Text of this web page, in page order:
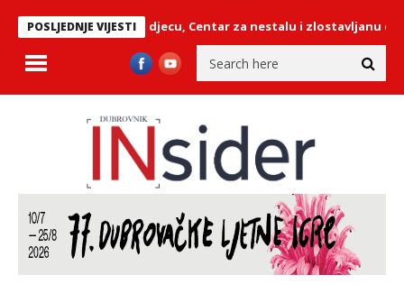
POSLJEDNJE VIJESTI
snima nagu djecu, Centar za nestalu i zlostavljanu djecu